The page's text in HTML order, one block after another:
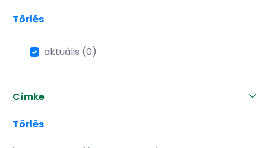
Törlés
aktuális (0)
Címke
Törlés